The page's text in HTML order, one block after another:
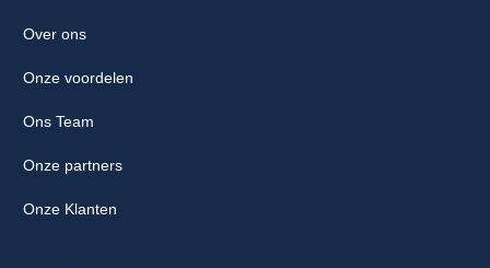
Over ons
Onze voordelen
Ons Team
Onze partners
Onze Klanten